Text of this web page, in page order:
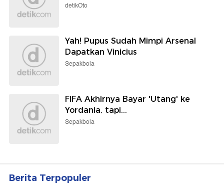
detikOto
Yah! Pupus Sudah Mimpi Arsenal
Dapatkan Vinicius
Sepakbola
FIFA Akhirnya Bayar 'Utang' ke
Yordania, tapi...
Sepakbola
Berita Terpopuler